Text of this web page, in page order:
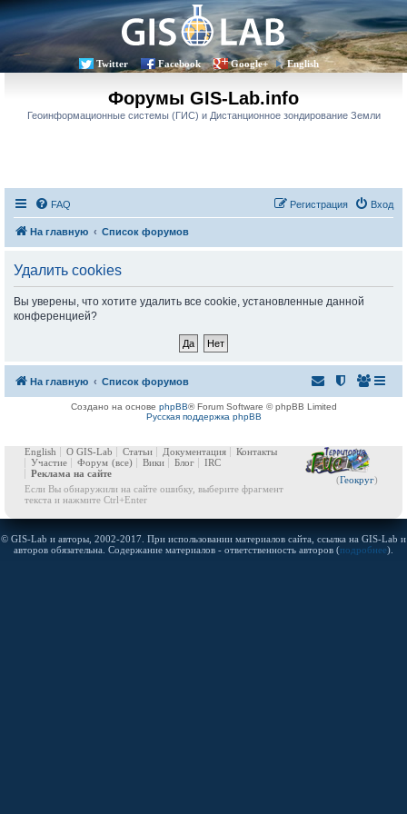
Twitter Facebook Google+ English
Форумы GIS-Lab.info
Геоинформационные системы (ГИС) и Дистанционное зондирование Земли
FAQ Вход
Регистрация
На главную Список форумов
Удалить cookies
Вы уверены, что хотите удалить все cookie, установленные данной
конференцией?
На главную Список форумов
Создано на основе phpBB® Forum Software © phpBB Limited
Русская поддержка phpBB
(Геокруг)
English О GIS-Lab Статьи Документация
Контакты
Участие
Форум (все) Вики Блог
IRC
Реклама на сайте
Если Вы обнаружили на сайте ошибку, выберите фрагмент
текста и нажмите Ctrl+Enter
© GIS-Lab и авторы, 2002-2017. При использовании материалов сайта, ссылка на GIS-Lab и
авторов обязательна. Содержание материалов - ответственность авторов (подробнее).